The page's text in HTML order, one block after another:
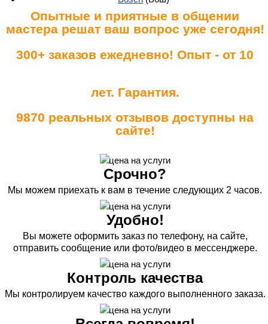
Опытные и приятные в общении
мастера решат ваш вопрос уже сегодня!
300+ заказов ежедневно! Опыт - от 10
лет. Гарантия.
9870 реальных отзывов доступны на
сайте!
Срочно?
Мы можем приехать к вам в течение следующих 2 часов.
Удобно!
Вы можете оформить заказ по телефону, на сайте,
отправить сообщение или фото/видео в мессенджере.
Контроль качества
Мы контролируем качество каждого выполненного заказа.